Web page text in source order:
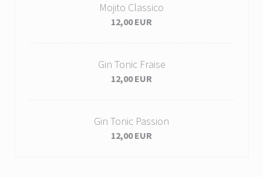
Mojito Classico
12,00 EUR
Gin Tonic Fraise
12,00 EUR
Gin Tonic Passion
12,00 EUR